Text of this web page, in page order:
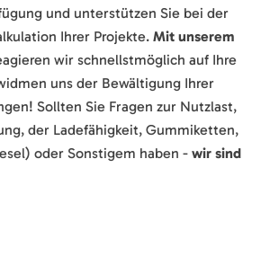
und unterstützen Sie bei der
Ihrer Projekte. Mit unserem
wir schnellstmöglich auf Ihre
uns der Bewältigung Ihrer
Sollten Sie Fragen zur Nutzlast,
der Ladefähigkeit, Gummiketten,
oder Sonstigem haben - wir sind